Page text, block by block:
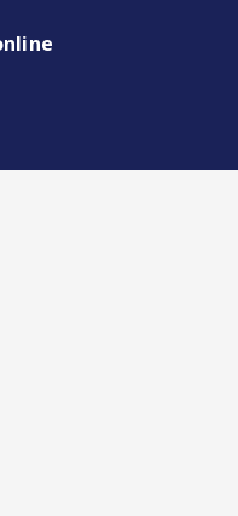
8Core A5 @ 1.8Ghz